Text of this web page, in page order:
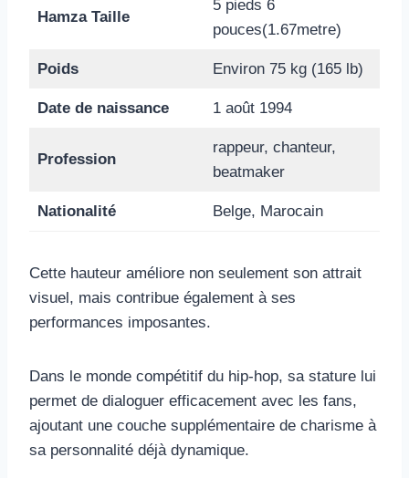
Hamza Taille
5 pieds 6
pouces(1.67metre)
Poids Environ 75 kg (165 lb)
Date de naissance 1 août 1994
Profession
rappeur, chanteur,
beatmaker
Nationalité Belge, Marocain
Cette hauteur améliore non seulement son attrait
visuel, mais contribue également à ses
performances imposantes.
Dans le monde compétitif du hip-hop, sa stature lui
permet de dialoguer efficacement avec les fans,
ajoutant une couche supplémentaire de charisme à
sa personnalité déjà dynamique.